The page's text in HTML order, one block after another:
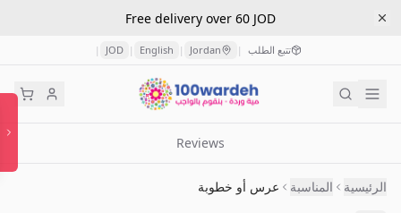
Free delivery over 60 JOD
تتبع الطلب |
Jordan
|
English
|
JOD
|
Reviews
الرئيسية المناسبة عرس أو خطوبة